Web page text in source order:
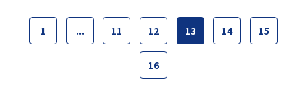
1 ... 11 12 13 14 15
16